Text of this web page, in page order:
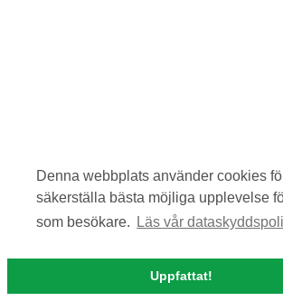
Denna webbplats använder cookies
säkerställa bästa möjliga upplevelse
som besökare.
Läs vår
Uppfattat!